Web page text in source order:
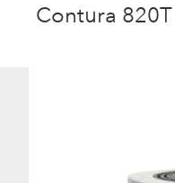
Contura 820T